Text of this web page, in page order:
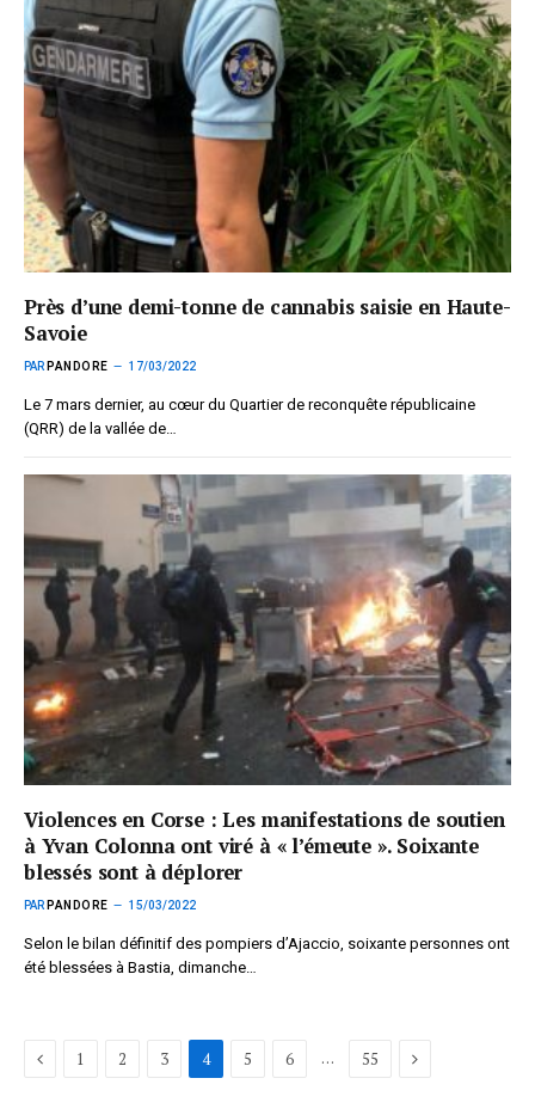
Près d’une demi-tonne de cannabis saisie en Haute-
Savoie
PAR PANDORE 17/03/2022
Le 7 mars dernier, au cœur du Quartier de reconquête républicaine
(QRR) de la vallée de…
Violences en Corse : Les manifestations de soutien
à Yvan Colonna ont viré à « l’émeute ». Soixante
blessés sont à déplorer
PAR PANDORE 15/03/2022
Selon le bilan définitif des pompiers d’Ajaccio, soixante personnes ont
été blessées à Bastia, dimanche…
Précédent
1 2 3 4 5 6 … 55 Suivant